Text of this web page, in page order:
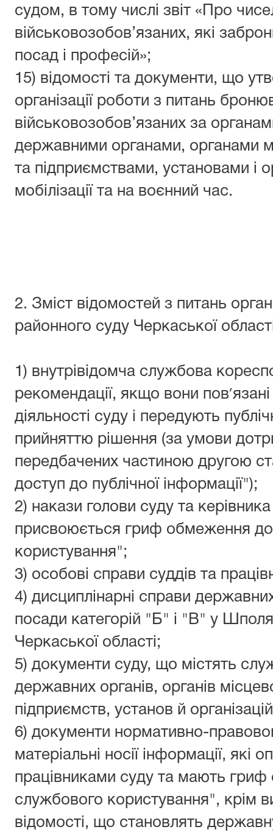
судом, в тому числі звіт «Про
військовозобов’язаних, які
посад і професій»;
15) відомості та документи, що
організації роботи з питань
військовозобов’язаних за
державними органами, органами
та підприємствами, установами і
мобілізації та на воєнний час.
2. Зміст відомостей з питань
районного суду Черкаської
1) внутрівідомча службова
рекомендації, якщо вони
діяльності суду і передують
прийняттю рішення (за умови
передбачених частиною другою
доступ до публічної інформації");
2) накази голови суду та
присвоюється гриф обмеження
користування";
3) особові справи суддів та
4) дисциплінарні справи
посади категорій "Б" і "В" у
Черкаської області;
5) документи суду, що містять
державних органів, органів
підприємств, установ й
6) документи нормативно-
матеріальні носії інформації, які
працівниками суду та мають
службового користування", крім
відомості, що становлять